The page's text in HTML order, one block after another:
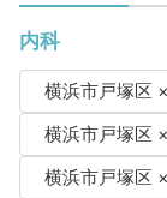
内科
横浜市戸塚区
横浜市戸塚区
横浜市戸塚区